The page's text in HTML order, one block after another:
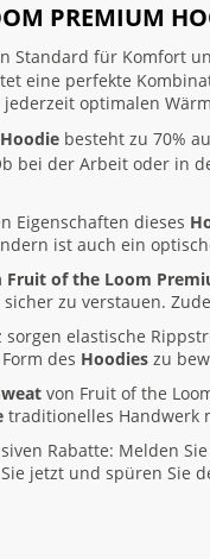
PREMIUM
Standard für Komfort
eine perfekte
jederzeit optimalen
Hoodie besteht zu 70%
bei der Arbeit oder in
Eigenschaften dieses
ist auch ein
Fruit of the Loom
zu verstauen.
sorgen elastische
des Hoodies zu
von Fruit of the
traditionelles Handwerk
Rabatte: Melden
jetzt und spüren Sie